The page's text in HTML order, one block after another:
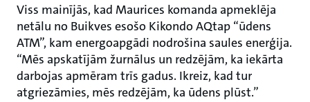
Viss mainījās, kad Maurices komanda apmeklēja
netālu no Buikves esošo Kikondo AQtap “ūdens
ATM”, kam energoapgādi nodrošina saules enerģija.
“Mēs apskatījām žurnālus un redzējām, ka iekārta
darbojas apmēram trīs gadus. Ikreiz, kad tur
atgriezāmies, mēs redzējām, ka ūdens plūst.”